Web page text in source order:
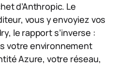
d’Anthropic. Le
vous y envoyiez vos
le rapport s’inverse :
votre environnement
Azure, votre réseau,